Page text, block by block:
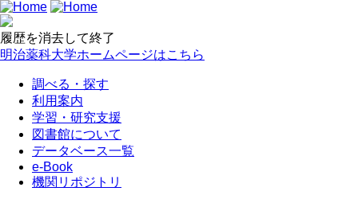
履歴を消去して終了
明治薬科大学ホームページはこちら
調べる・探す
利用案内
学習・研究支援
図書館について
データベース一覧
e-Book
機関リポジトリ